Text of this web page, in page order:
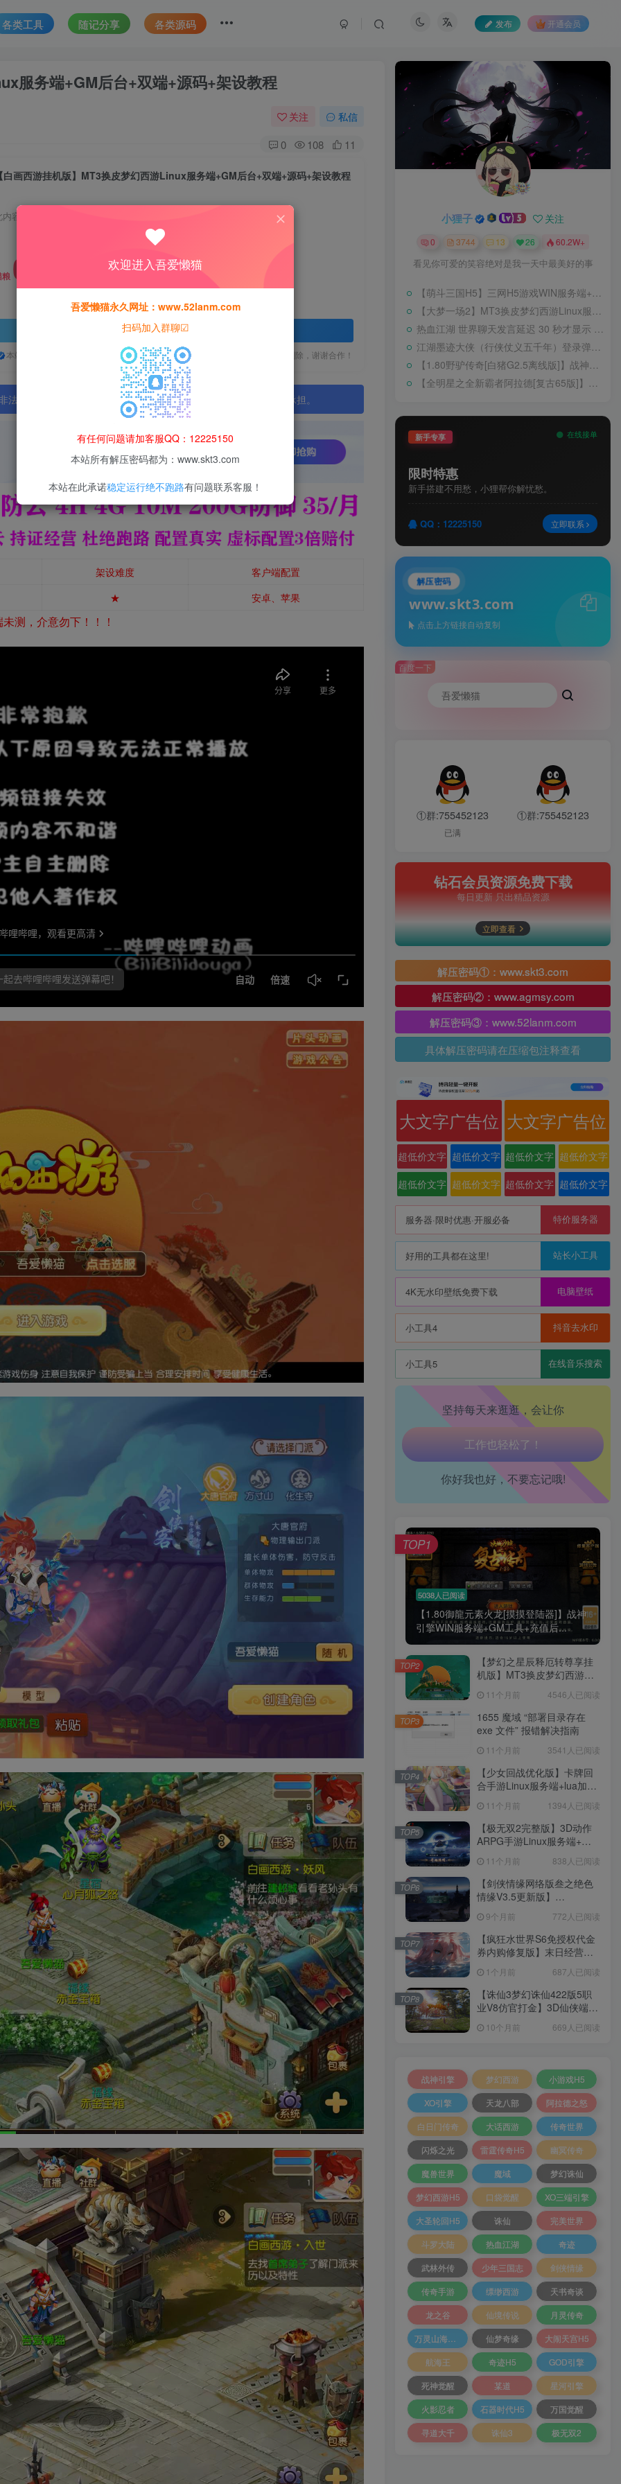
各类工具 随记分享 各类源码 发布 开通会员
服务端+GM后台+双端+源码+架设教程
关注 私信
0 108 11
白画西游挂机版】MT3换皮梦幻西游Linux服务端+GM后台+双端+源码+架设教程
内容为免费资源，请登录后查看
粮 0
登录查看
本站所有资源均为网络收集整理而来，仅供学习研究使用，请在下载后24h内删除，谢谢合作！
行为；资源下载后请于 24 小时内删除，违规后果由使用者自行承担。
架设难度
客户端配置
★
安卓、苹果
测，介意勿下！！！
小狸子 关注
0 3744 13 26 60.2W+
看见你可爱的笑容绝对是我一天中最美好的事
【萌斗三国H5】三网H5游戏WIN服务端+开服清档+GM后台+架设教程
【大梦一场2】MT3换皮梦幻西游Linux服务端+GM后台+源码+双端+架设教程
热血江湖 世界聊天发言延迟 30 秒才显示 BUG 修复教程
江湖墨迹大侠（行侠仗义五千年）登录弹出 WELCOME 提示无法进游戏修复教程
【1.80野驴传奇[白猪G2.5离线版]】战神引擎WIN服务端+GM工具+充值后台+安卓+架设教程
【全明星之全新霸者阿拉德[复古65版]】横版闯关手游Linux服务端+配套表+WEB管理后台+GM授权后台+双端+架设教程
新手专享 在线接单
限时特惠
新手搭建不用愁，小狸帮你解忧愁。
QQ：12225150 立即联系
解压密码
www.skt3.com
点击上方链接自动复制
百度一下
①群:755452123
已满
①群:755452123
钻石会员资源免费下载
每日更新 只出精品资源
立即查看
解压密码①：www.skt3.com
解压密码②：www.agmsy.com
解压密码③：www.52lanm.com
具体解压密码请在压缩包注释查看
大文字广告位 大文字广告位
超低价文字
广告位
超低价文字
广告位
超低价文字
广告位
超低价文字
广告位
超低价文字
广告位
超低价文字
广告位
超低价文字
广告位
超低价文字
广告位
服务器·限时优惠·开服必备 特价服务器
好用的工具都在这里! 站长小工具
4K无水印壁纸免费下载 电脑壁纸
小工具4 抖音去水印
小工具5 在线音乐搜索
坚持每天来逛逛，会让你
生活也美好了！
心情也舒畅了！
走路也有劲了！
腿也不痛了！
腰也不酸了！
你好我也好，不要忘记哦!
5038人已阅读
【1.80御龍元素火龙[摸摸登陆器]】战神
引擎WIN服务端+GM工具+充值后...
TOP1
【梦幻之星辰释厄转尊享挂
机版】MT3换皮梦幻西游
+源码+架设教程
11个月前 4546人已阅读
TOP2
1655 魔域 “部署目录存在
exe 文件” 报错解决指南
11个月前 3541人已阅读
TOP3
【少女回战优化版】卡牌回
合手游Linux服务端+lua加解
权后台+安卓+架设教程
11个月前 1394人已阅读
TOP4
【极无双2完整版】3D动作
ARPG手游Linux服务端+全
+加解密工具+GM授权后台
+安卓+架设教程
11个月前 838人已阅读
TOP5
【剑侠情缘网络版叁之绝色
情缘V3.5更新版】
端+GM指令+PC客户端+架设
教程
9个月前 772人已阅读
TOP6
【疯狂水世界S6免授权代金
券内购修复版】末日经营生
工具+管理后台+CDK授权后
台+安卓+架设教程
1个月前 687人已阅读
TOP7
【诛仙3梦幻诛仙422版5职
业V8仿官打金】3D仙侠端游
工具+PC客户端+架设教程
10个月前 669人已阅读
TOP8
战神引擎 梦幻西游
小游戏H5
XO引擎
天龙八部
阿拉德之怒
白日门传奇
大话西游
传奇世界
闪烁之光
雷霆传奇H5
幽冥传奇
魔兽世界
魔域
梦幻诛仙
梦幻西游H5
口袋觉醒
XO三端引擎
大圣轮回H5
诛仙
完美世界
斗罗大陆
热血江湖
奇迹
武林外传
少年三国志
剑侠情缘
传奇手游
缥缈西游
天书奇谈
龙之谷
仙境传说
月灵传奇
仙梦奇缘
大闹天宫H5
航海王
奇迹H5
GOD引擎
死神觉醒
某道
星河引擎
火影忍者
石器时代H5
万国觉醒
寻道大千
诛仙3 极无双2
欢迎进入吾爱懒猫
吾爱懒猫永久网址：www.52lanm.com
扫码加入群聊☑
有任何问题请加客服QQ：12225150
本站所有解压密码都为：www.skt3.com
本站在此承诺稳定运行绝不跑路有问题联系客服！